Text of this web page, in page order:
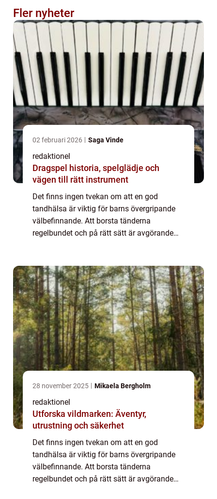
Fler nyheter
02 februari 2026 Saga Vinde
redaktionel
Dragspel historia, spelglädje och
vägen till rätt instrument
Det finns ingen tvekan om att en god
tandhälsa är viktig för barns övergripande
välbefinnande. Att borsta tänderna
regelbundet och på rätt sätt är avgörande
tandborstningen ...
28 november 2025 Mikaela Bergholm
redaktionel
Utforska vildmarken: Äventyr,
utrustning och säkerhet
Det finns ingen tvekan om att en god
tandhälsa är viktig för barns övergripande
välbefinnande. Att borsta tänderna
regelbundet och på rätt sätt är avgörande